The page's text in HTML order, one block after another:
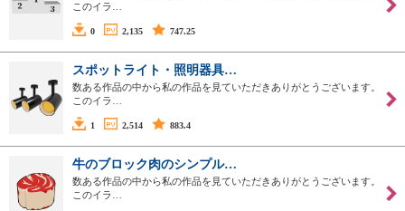
このイラ…
0 2,135 747.25
スポットライト・照明器具…
数ある作品の中から私の作品を見ていただきありがとうございます。
このイラ…
1 2,514 883.4
牛のブロック肉のシンプル…
数ある作品の中から私の作品を見ていただきありがとうございます。
このイラ…